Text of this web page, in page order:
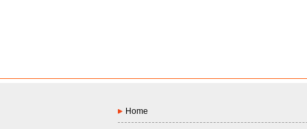
Home